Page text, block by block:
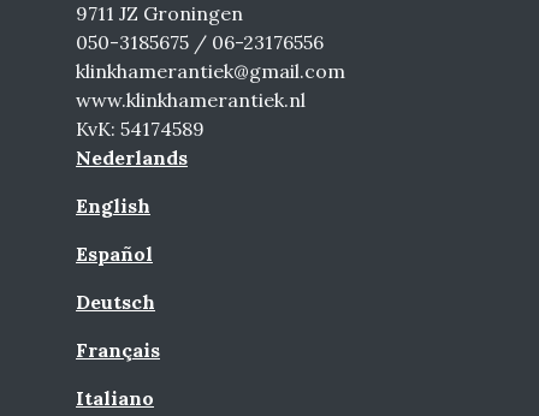
9711 JZ Groningen
050-3185675 / 06-23176556
klinkhamerantiek@gmail.com
www.klinkhamerantiek.nl
KvK: 54174589
Nederlands
English
Español
Deutsch
Français
Italiano